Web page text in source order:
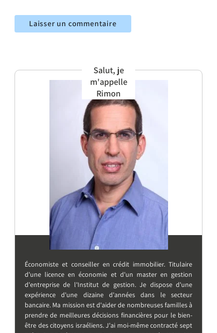
Salut, je
m'appelle
Rimon
Économiste et conseiller en crédit immobilier. Titulaire
d'une licence en économie et d'un master en gestion
d'entreprise de l'Institut de gestion. Je dispose d'une
expérience d'une dizaine d'années dans le secteur
bancaire. Ma mission est d'aider de nombreuses familles à
prendre de meilleures décisions financières pour le bien-
être des citoyens israéliens. J'ai moi-même contracté sept